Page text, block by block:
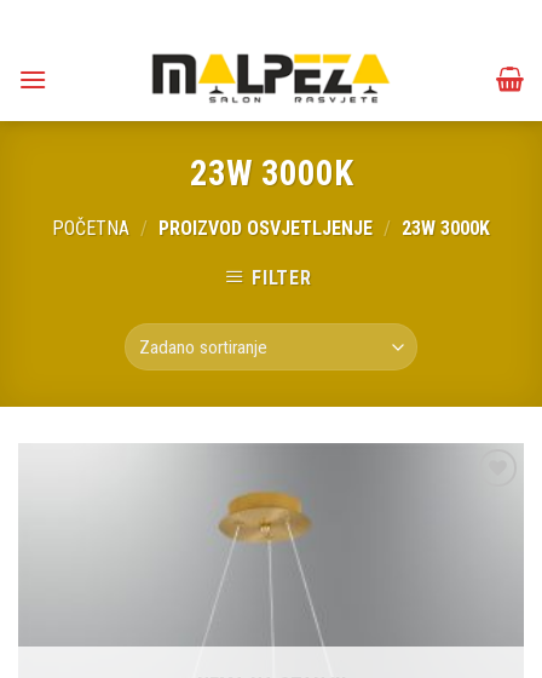
content
23W 3000K
POČETNA / PROIZVOD OSVJETLJENJE / 23W 3000K
FILTER